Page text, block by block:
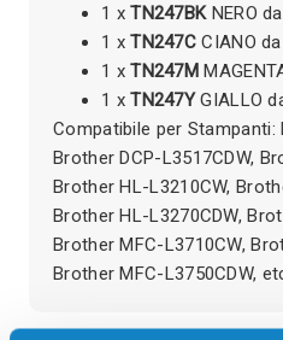
1 xTN247BKNERO
1 xTN247C CIANO
1 xTN247M
1 xTN247YGIALLO
Compatibile per Stampanti:
Brother DCP-L3517CDW,
Brother HL-L3210CW,
Brother HL-L3270CDW,
Brother MFC-L3710CW,
Brother MFC-L3750CDW,